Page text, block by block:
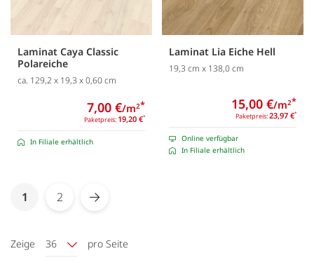
Laminat Caya Classic
Polareiche
ca. 129,2 x 19,3 x 0,60 cm
Paketpreis: 19,20 €*
7,00 €/m2*
In Filiale erhältlich
Laminat Lia Eiche Hell
19,3 cm x 138,0 cm
Paketpreis:23,97 €*
15,00 €/m2*
Online verfügbar
In Filiale erhältlich
SeiteYou're currently reading page
1 Seite
2 Seite
Weiter
Zeige 36 pro Seite